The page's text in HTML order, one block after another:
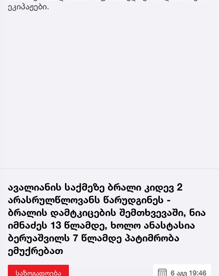
ეკიპაჟები.
ავალიანის საქმეზე ბრალი კიდევ 2
არასრულწლოვანს წარუდგინეს -
ბრალის დამტკიცების შემთხვევაში, ნია
იმნაძეს 13 წლამდე, ხოლო ანასტასია
ბერუაშვილს 7 წლამდე პატიმრობა
ემუქრებათ
საზოგადოება 6 აგვ 19:46